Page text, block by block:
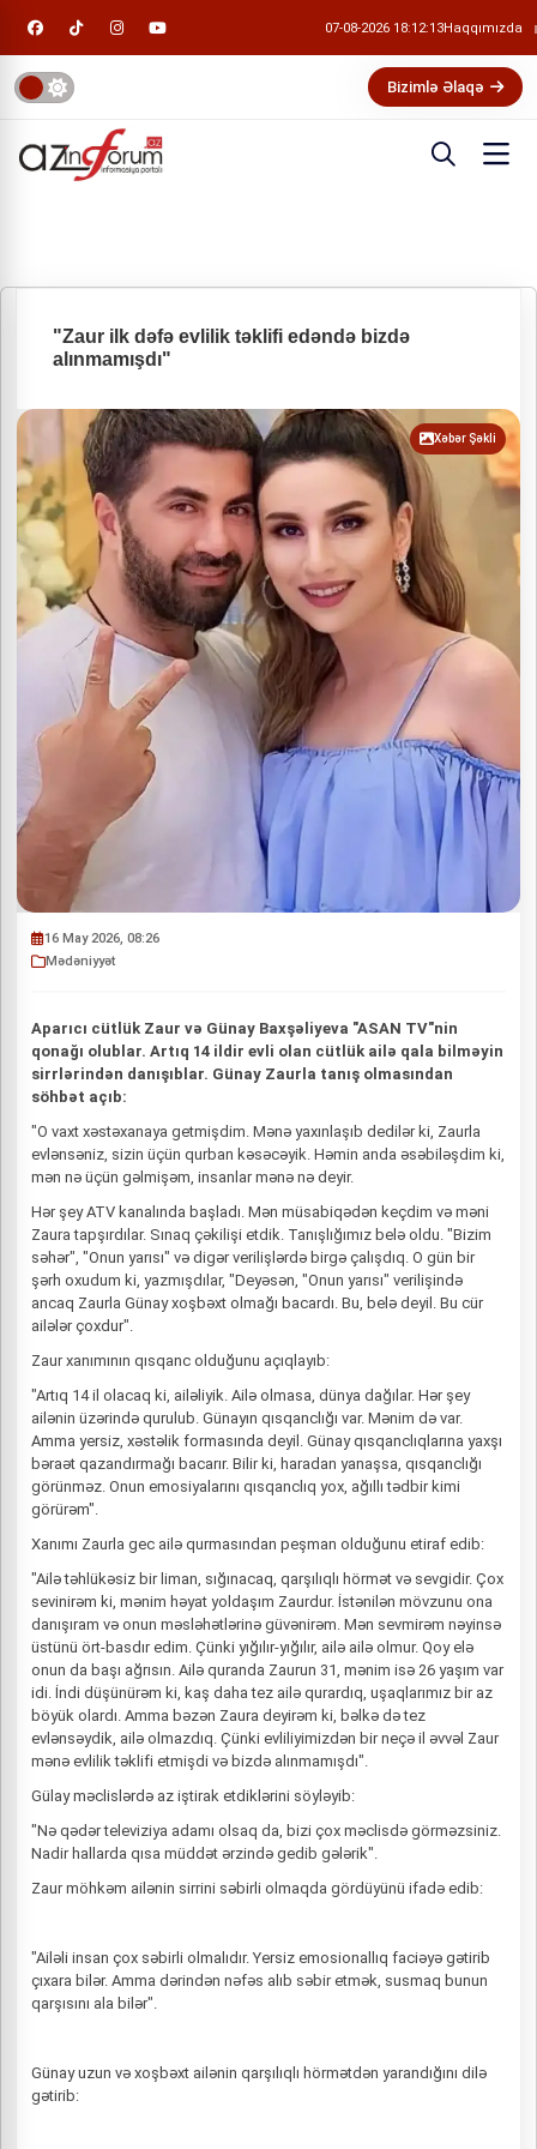
07-08-2026 18:12:14Haqqımızda
Bizimlə Əlaqə
"Zaur ilk dəfə evlilik təklifi edəndə bizdə
alınmamışdı"
Xəbər Şəkli
16 May 2026, 08:26
Mədəniyyət
Aparıcı cütlük Zaur və Günay Baxşəliyeva "ASAN TV"nin
qonağı olublar. Artıq 14 ildir evli olan cütlük ailə qala bilməyin
sirrlərindən danışıblar. Günay Zaurla tanış olmasından
söhbət açıb:
"O vaxt xəstəxanaya getmişdim. Mənə yaxınlaşıb dedilər ki, Zaurla
evlənsəniz, sizin üçün qurban kəsəcəyik. Həmin anda əsəbiləşdim ki,
mən nə üçün gəlmişəm, insanlar mənə nə deyir.
Hər şey ATV kanalında başladı. Mən müsabiqədən keçdim və məni
Zaura tapşırdılar. Sınaq çəkilişi etdik. Tanışlığımız belə oldu. "Bizim
səhər", "Onun yarısı" və digər verilişlərdə birgə çalışdıq. O gün bir
şərh oxudum ki, yazmışdılar, "Deyəsən, "Onun yarısı" verilişində
ancaq Zaurla Günay xoşbəxt olmağı bacardı. Bu, belə deyil. Bu cür
ailələr çoxdur".
Zaur xanımının qısqanc olduğunu açıqlayıb:
"Artıq 14 il olacaq ki, ailəliyik. Ailə olmasa, dünya dağılar. Hər şey
ailənin üzərində qurulub. Günayın qısqanclığı var. Mənim də var.
Amma yersiz, xəstəlik formasında deyil. Günay qısqanclıqlarına yaxşı
bəraət qazandırmağı bacarır. Bilir ki, haradan yanaşsa, qısqanclığı
görünməz. Onun emosiyalarını qısqanclıq yox, ağıllı tədbir kimi
görürəm".
Xanımı Zaurla gec ailə qurmasından peşman olduğunu etiraf edib:
"Ailə təhlükəsiz bir liman, sığınacaq, qarşılıqlı hörmət və sevgidir. Çox
sevinirəm ki, mənim həyat yoldaşım Zaurdur. İstənilən mövzunu ona
danışıram və onun məsləhətlərinə güvənirəm. Mən sevmirəm nəyinsə
üstünü ört-basdır edim. Çünki yığılır-yığılır, ailə ailə olmur. Qoy elə
onun da başı ağrısın. Ailə quranda Zaurun 31, mənim isə 26 yaşım var
idi. İndi düşünürəm ki, kaş daha tez ailə qurardıq, uşaqlarımız bir az
böyük olardı. Amma bəzən Zaura deyirəm ki, bəlkə də tez
evlənsəydik, ailə olmazdıq. Çünki evliliyimizdən bir neçə il əvvəl Zaur
mənə evlilik təklifi etmişdi və bizdə alınmamışdı".
Gülay məclislərdə az iştirak etdiklərini söyləyib:
"Nə qədər televiziya adamı olsaq da, bizi çox məclisdə görməzsiniz.
Nadir hallarda qısa müddət ərzində gedib gələrik".
Zaur möhkəm ailənin sirrini səbirli olmaqda gördüyünü ifadə edib:
"Ailəli insan çox səbirli olmalıdır. Yersiz emosionallıq faciəyə gətirib
çıxara bilər. Amma dərindən nəfəs alıb səbir etmək, susmaq bunun
qarşısını ala bilər".
Günay uzun və xoşbəxt ailənin qarşılıqlı hörmətdən yarandığını dilə
gətirib: